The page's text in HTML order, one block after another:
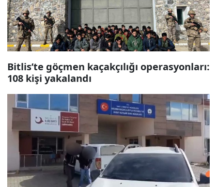
Bitlis’te göçmen kaçakçılığı operasyonları:
108 kişi yakalandı